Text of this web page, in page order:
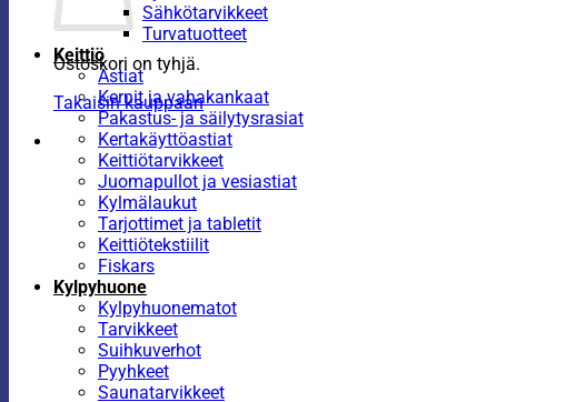
Ostoskori on tyhjä.
Takaisin kauppaan
Sähkötarvikkeet
Turvatuotteet
Keittiö
Astiat
Kernit ja vahakankaat
Pakastus- ja säilytysrasiat
Kertakäyttöastiat
Keittiötarvikkeet
Juomapullot ja vesiastiat
Kylmälaukut
Tarjottimet ja tabletit
Keittiötekstiilit
Fiskars
Kylpyhuone
Kylpyhuonematot
Tarvikkeet
Suihkuverhot
Pyyhkeet
Saunatarvikkeet